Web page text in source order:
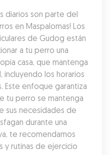
diarios son parte del
en Maspalomas! Los
de Gudog están
a tu perro una
casa, que mantenga
incluyendo los horarios
Este enfoque garantiza
tu perro se mantenga
sus necesidades de
durante una
te recomendamos
y rutinas de ejercicio